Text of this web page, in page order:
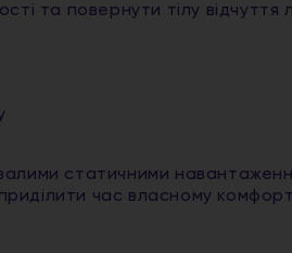
та повернути тілу відчуття
статичними
час власному